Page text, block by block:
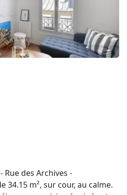
des Archives -
34.15 m², sur cour, au calme.